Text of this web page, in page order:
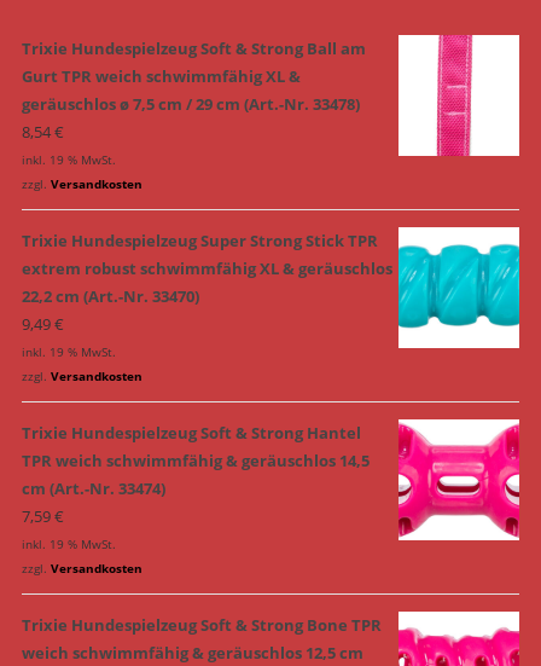
Trixie Hundespielzeug Soft & Strong Ball am
Gurt TPR weich schwimmfähig XL &
geräuschlos ø 7,5 cm / 29 cm (Art.-Nr. 33478)
8,54€
inkl. 19 % MwSt.
zzgl. Versandkosten
Trixie Hundespielzeug Super Strong Stick TPR
extrem robust schwimmfähig XL & geräuschlos
22,2 cm (Art.-Nr. 33470)
9,49€
inkl. 19 % MwSt.
zzgl. Versandkosten
Trixie Hundespielzeug Soft & Strong Hantel
TPR weich schwimmfähig & geräuschlos 14,5
cm (Art.-Nr. 33474)
7,59€
inkl. 19 % MwSt.
zzgl. Versandkosten
Trixie Hundespielzeug Soft & Strong Bone TPR
weich schwimmfähig & geräuschlos 12,5 cm